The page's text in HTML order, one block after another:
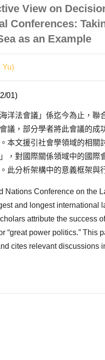
View on
Conferences:
as an Example
Yu)
01)
海洋法會議」係迄今為止，
議，部分學者將此會議的成
本文援引社會學領域的相關
，對國際關係領域中的國際
此分析架構中的意義框架與
則面臨調整。本文透過自
Nations Conference on the
and longest international
attribute the success
“great power politics.” This
cites relevant discussions